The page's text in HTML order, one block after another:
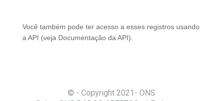
Você também pode ter acesso a esses registros usando
a API (veja Documentação da API ).
© - Copyright 2021 - ONS